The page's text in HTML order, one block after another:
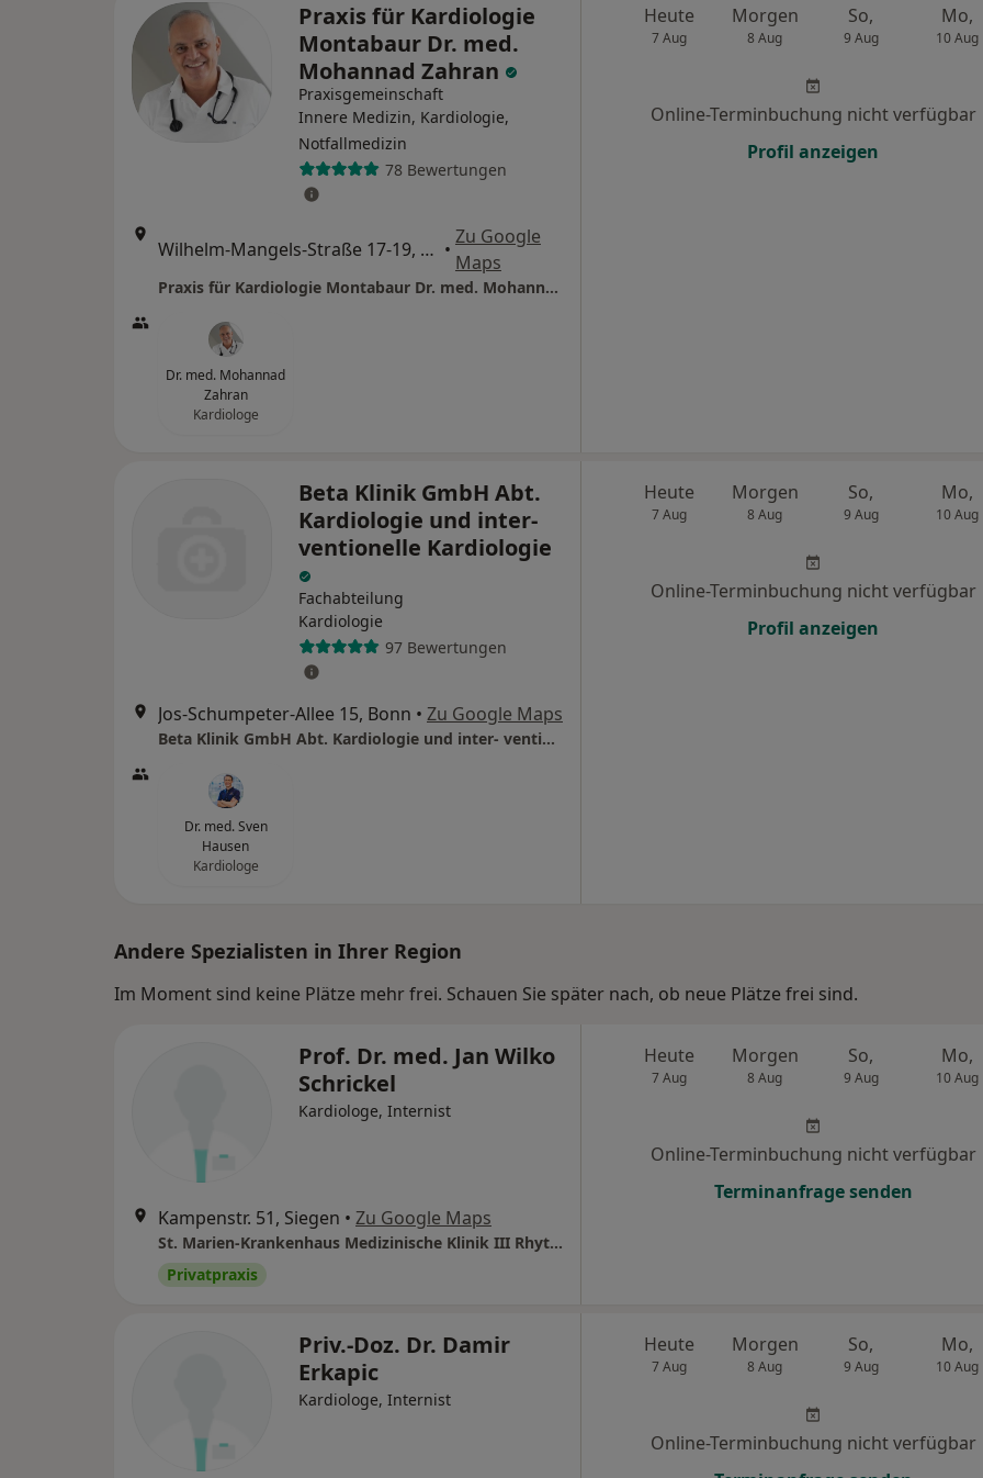
Praxis für Kardiologie
Montabaur Dr. med.
Mohannad Zahran
Praxisgemeinschaft
Innere Medizin, Kardiologie,
Notfallmedizin
78 Bewertungen
Wilhelm-Mangels-Straße 17-19, Montabaur •
Zu Google
Maps
Praxis für Kardiologie Montabaur Dr. med. Mohannad Zahran
Dr. med. Mohannad
Zahran
Kardiologe
Heute
7 Aug
Morgen
8 Aug
So,
9 Aug
Mo,
10 Aug
Online-Terminbuchung nicht verfügbar
Profil anzeigen
Beta Klinik GmbH Abt.
Kardiologie und inter-
ventionelle Kardiologie
Fachabteilung
Kardiologie
97 Bewertungen
Jos-Schumpeter-Allee 15, Bonn • Zu Google Maps
Beta Klinik GmbH Abt. Kardiologie und inter- ventionelle Kardiologie
Dr. med. Sven
Hausen
Kardiologe
Heute
7 Aug
Morgen
8 Aug
So,
9 Aug
Mo,
10 Aug
Online-Terminbuchung nicht verfügbar
Profil anzeigen
Andere Spezialisten in Ihrer Region
Im Moment sind keine Plätze mehr frei. Schauen Sie später nach, ob neue Plätze frei sind.
Prof. Dr. med. Jan Wilko
Schrickel
Kardiologe, Internist
Kampenstr. 51, Siegen • Zu Google Maps
St. Marien-Krankenhaus Medizinische Klinik III Rhythmologie und Elektrophysiologie
Privatpraxis
Heute
7 Aug
Morgen
8 Aug
So,
9 Aug
Mo,
10 Aug
Online-Terminbuchung nicht verfügbar
Terminanfrage senden
Priv.-Doz. Dr. Damir
Erkapic
Kardiologe, Internist
Heute
7 Aug
Morgen
8 Aug
So,
9 Aug
Mo,
10 Aug
Online-Terminbuchung nicht verfügbar